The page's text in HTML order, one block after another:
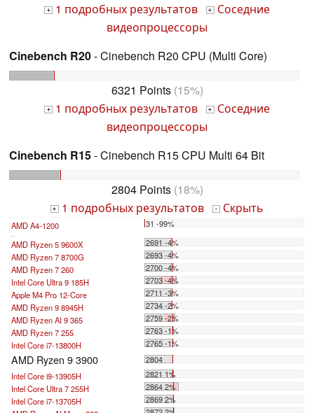
+ 1 подробных результатов + Соседние
видеопроцессоры
Cinebench R20- Cinebench R20 CPU (Multi Core)
6321 Points(15%)
+ 1 подробных результатов + Соседние
видеопроцессоры
Cinebench R15- Cinebench R15 CPU Multi 64 Bit
2804 Points(18%)
+ 1 подробных результатов - Скрыть
AMD A4-1200 31 -99%
...
AMD Ryzen 5 9600X
2691 -4%
AMD Ryzen 7 8700G
2693 -4%
AMD Ryzen 7 260
2700 -4%
Intel Core Ultra 9 185H
2703 -4%
Apple M4 Pro 12-Core
2711 -3%
AMD Ryzen 9 8945H
2734 -2%
AMD Ryzen AI 9 365
2759 -2%
AMD Ryzen 7 255
2763 -1%
Intel Core i7-13800H
2765 -1%
AMD Ryzen 9 3900
2804
Intel Core i9-13905H
2821 1%
Intel Core Ultra 7 255H
2864 2%
Intel Core i7-13705H
2869 2%